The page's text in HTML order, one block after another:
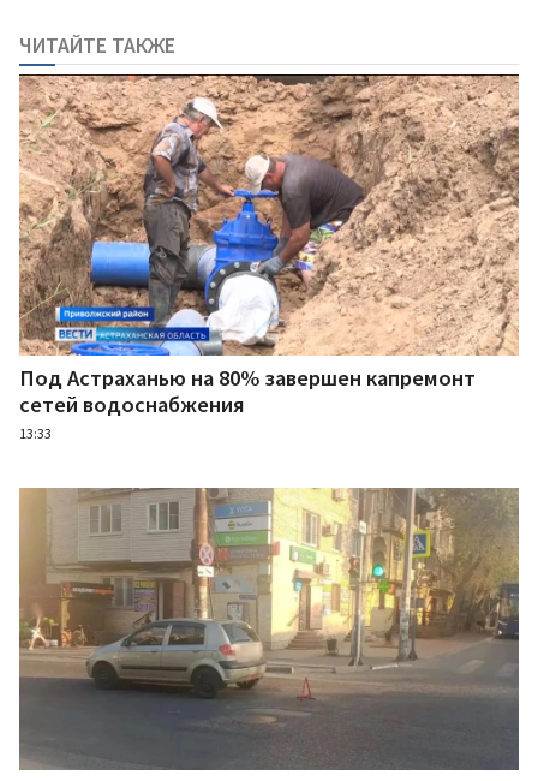
ЧИТАЙТЕ ТАКЖЕ
Под Астраханью на 80% завершен капремонт
сетей водоснабжения
13:33